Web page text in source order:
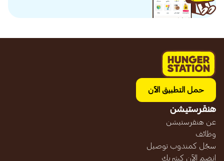
حمل التطبيق الآن
هنقرستيشن
عن هنقرستيشن
وظائف
سجّل كمندوب توصيل
انضم الآن كشريك